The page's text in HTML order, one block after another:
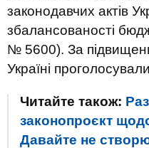
законодавчих актів
збалансованості
№ 5600). За
Україні
Читайте також:
законопроєкт
Давайте не